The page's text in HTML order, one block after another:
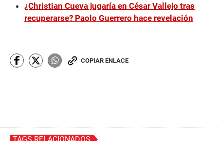
¿Christian Cueva jugaría en César Vallejo tras
recuperarse? Paolo Guerrero hace revelación
COPIAR ENLACE